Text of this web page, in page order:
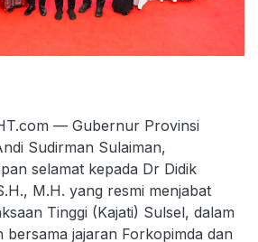
— Gubernur Provinsi
Sudirman Sulaiman,
selamat kepada Dr Didik
M.H. yang resmi menjabat
Tinggi (Kajati) Sulsel, dalam
jajaran Forkopimda dan